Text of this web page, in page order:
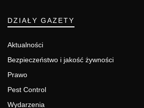
DZIAŁY GAZETY
Aktualności
Bezpieczeństwo i jakość żywności
Prawo
Pest Control
Wydarzenia